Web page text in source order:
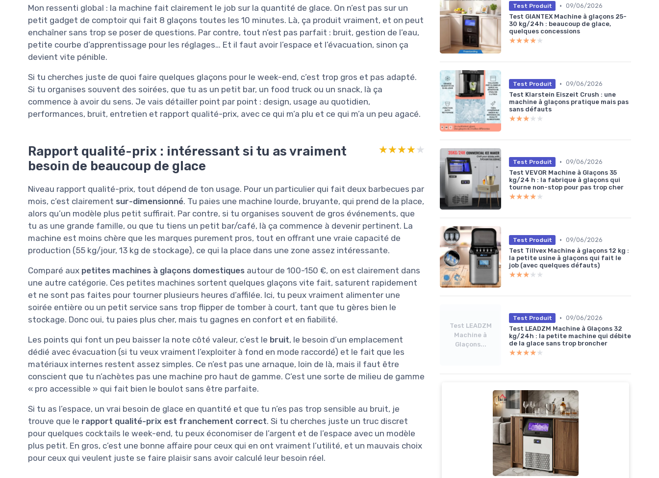
Mon ressenti global : la machine fait clairement le job sur la quantité de glace. On n’est pas sur un
petit gadget de comptoir qui fait 8 glaçons toutes les 10 minutes. Là, ça produit vraiment, et on peut
enchaîner sans trop se poser de questions. Par contre, tout n’est pas parfait : bruit, gestion de l’eau,
petite courbe d’apprentissage pour les réglages… Et il faut avoir l’espace et l’évacuation, sinon ça
devient vite pénible.
Si tu cherches juste de quoi faire quelques glaçons pour le week-end, c’est trop gros et pas adapté.
Si tu organises souvent des soirées, que tu as un petit bar, un food truck ou un snack, là ça
commence à avoir du sens. Je vais détailler point par point : design, usage au quotidien,
performances, bruit, entretien et rapport qualité-prix, avec ce qui m’a plu et ce qui m’a un peu agacé.
Rapport qualité-prix : intéressant si tu as vraiment
besoin de beaucoup de glace
★★★★★
★★★★★
Niveau rapport qualité-prix, tout dépend de ton usage. Pour un particulier qui fait deux barbecues par
mois, c’est clairement sur-dimensionné. Tu paies une machine lourde, bruyante, qui prend de la place,
alors qu’un modèle plus petit suffirait. Par contre, si tu organises souvent de gros événements, que
tu as une grande famille, ou que tu tiens un petit bar/café, là ça commence à devenir pertinent. La
machine est moins chère que les marques purement pros, tout en offrant une vraie capacité de
production (55 kg/jour, 13 kg de stockage), ce qui la place dans une zone assez intéressante.
Comparé aux petites machines à glaçons domestiques autour de 100-150 €, on est clairement dans
une autre catégorie. Ces petites machines sortent quelques glaçons vite fait, saturent rapidement
et ne sont pas faites pour tourner plusieurs heures d’affilée. Ici, tu peux vraiment alimenter une
soirée entière ou un petit service sans trop flipper de tomber à court, tant que tu gères bien le
stockage. Donc oui, tu paies plus cher, mais tu gagnes en confort et en fiabilité.
Les points qui font un peu baisser la note côté valeur, c’est le bruit, le besoin d’un emplacement
dédié avec évacuation (si tu veux vraiment l’exploiter à fond en mode raccordé) et le fait que les
matériaux internes restent assez simples. Ce n’est pas une arnaque, loin de là, mais il faut être
conscient que tu n’achètes pas une machine pro haut de gamme. C’est une sorte de milieu de gamme
« pro accessible » qui fait bien le boulot sans être parfaite.
Si tu as l’espace, un vrai besoin de glace en quantité et que tu n’es pas trop sensible au bruit, je
trouve que le rapport qualité-prix est franchement correct. Si tu cherches juste un truc discret
pour quelques cocktails le week-end, tu peux économiser de l’argent et de l’espace avec un modèle
plus petit. En gros, c’est une bonne affaire pour ceux qui en ont vraiment l’utilité, et un mauvais choix
pour ceux qui veulent juste se faire plaisir sans avoir calculé leur besoin réel.
Test Produit • 09/06/2026
Test GIANTEX Machine à glaçons 25-
30 kg/24h : beaucoup de glace,
quelques concessions
★★★★★
★★★★★
Test Produit • 09/06/2026
Test Klarstein Eiszeit Crush : une
machine à glaçons pratique mais pas
sans défauts
★★★★★
★★★★★
Test Produit • 09/06/2026
Test VEVOR Machine à Glaçons 35
kg/24 h : la fabrique à glaçons qui
tourne non-stop pour pas trop cher
★★★★★
★★★★★
Test Produit • 09/06/2026
Test Tillvex Machine à glaçons 12 kg :
la petite usine à glaçons qui fait le
job (avec quelques défauts)
★★★★★
★★★★★
Test LEADZM
Machine à
Glaçons...
Test Produit • 09/06/2026
Test LEADZM Machine à Glaçons 32
kg/24h : la petite machine qui débite
de la glace sans trop broncher
★★★★★
★★★★★